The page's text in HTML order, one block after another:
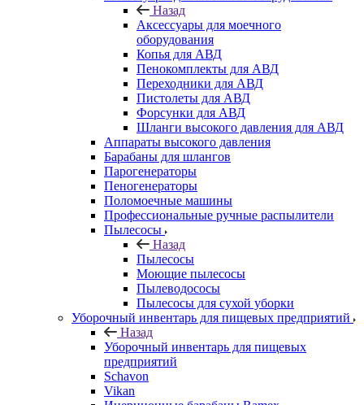
Назад
Аксессуары для моечного
оборудования
Копья для АВД
Пенокомплекты для АВД
Переходники для АВД
Пистолеты для АВД
Форсунки для АВД
Шланги высокого давления для АВД
Аппараты высокого давления
Барабаны для шлангов
Парогенераторы
Пеногенераторы
Поломоечные машины
Профессиональные ручные распылители
Пылесосы
Назад
Пылесосы
Моющие пылесосы
Пылеводососы
Пылесосы для сухой уборки
Уборочный инвентарь для пищевых предприятий
Назад
Уборочный инвентарь для пищевых
предприятий
Schavon
Vikan